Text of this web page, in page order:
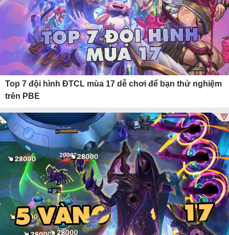
Top 7 đội hình ĐTCL mùa 17 dễ chơi để bạn thử nghiệm
trên PBE